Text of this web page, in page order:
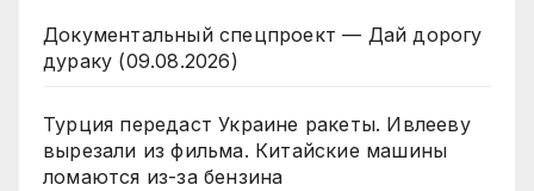
Документальный спецпроект — Дай дорогу
дураку (09.08.2026)
Турция передаст Украине ракеты. Ивлееву
вырезали из фильма. Китайские машины
ломаются из-за бензина